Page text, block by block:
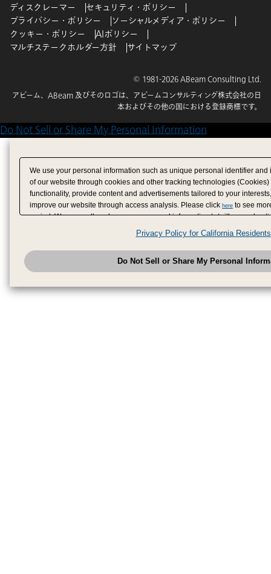
ディスクレーマー
セキュリティ・ポリシー
プライバシー・ポリシー
ソーシャルメディア・ポリシー
クッキー・ポリシー
AIポリシー
マルチステークホルダー方針
サイトマップ
© 1981-2026 ABeam Consulting Ltd.
アビーム、ABeam 及びそのロゴは、アビームコンサルティング株式会社の日
本およびその他の国における登録商標です。
Do Not Sell or Share My Personal Information
We use your personal information such as unique personal identifier
of our website through cookies and other tracking technologies
functionality, provide content and advertisements tailored to your
improve our website through access analysis. Please click here to see
period. We may sell or share your personal information to/with our
have provided to them or that they have collected from your use of their
analyze and optimize advertisements delivered to you by businesses
have the right to opt out of sale or share of your personal information by
to exercise your right. If we have detected an opt-out
honored.Change your sell or share preference
Privacy Policy for California Residents
Do Not Sell or Share My Personal